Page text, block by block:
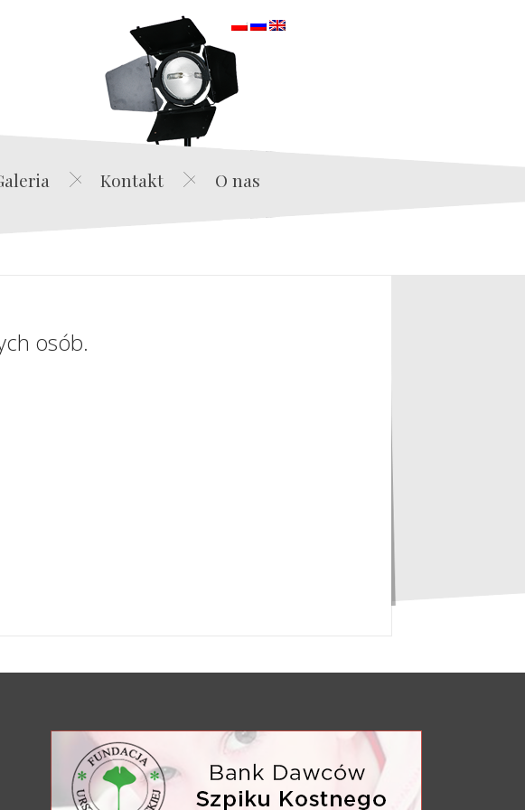
Edwin Film Agencja Aktorska
Kontakt O nas
osób.